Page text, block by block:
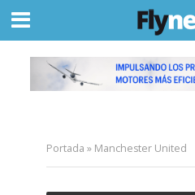
Portada » Manchester United